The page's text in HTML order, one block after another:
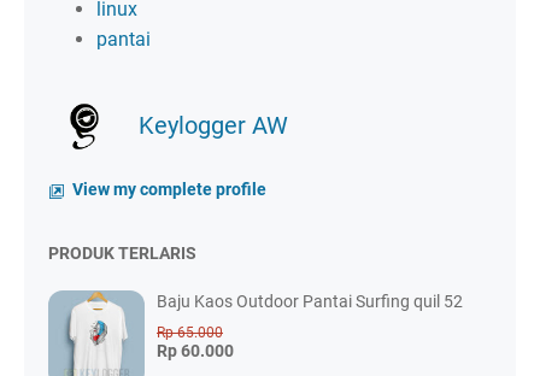
linux
pantai
Keylogger AW
View my complete profile
PRODUK TERLARIS
Baju Kaos Outdoor Pantai Surfing quil 52
Rp 65.000
Rp 60.000